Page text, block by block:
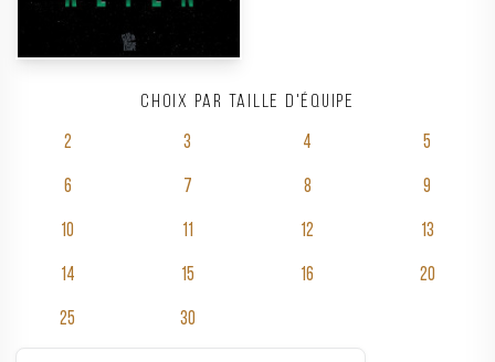
Choix par taille d'équipe
2 3 4 5
6 7 8 9
10 11 12 13
14 15 16 20
25 30